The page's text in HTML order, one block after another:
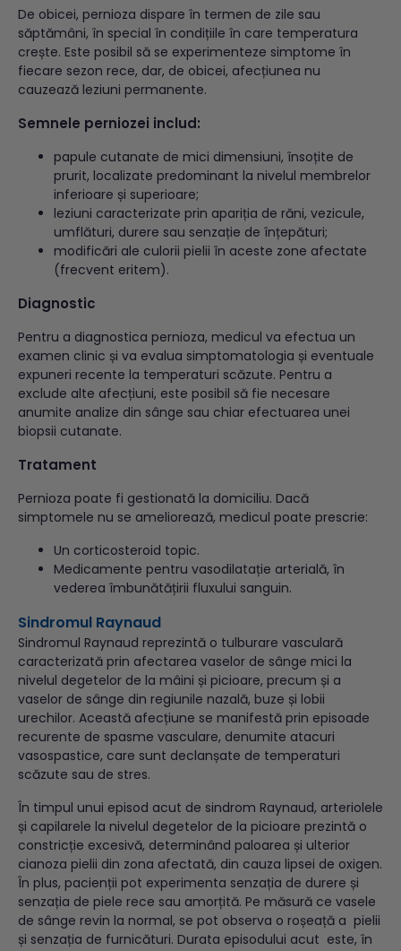
De obicei, pernioza dispare în termen de zile sau
săptămâni, în special în condițiile în care temperatura
crește. Este posibil să se experimenteze simptome în
fiecare sezon rece, dar, de obicei, afecțiunea nu
cauzează leziuni permanente.
Semnele perniozei includ:
papule cutanate de mici dimensiuni, însoțite de
prurit, localizate predominant la nivelul membrelor
inferioare și superioare;
leziuni caracterizate prin apariția de răni, vezicule,
umflături, durere sau senzație de înțepături;
modificări ale culorii pielii în aceste zone afectate
(frecvent eritem).
Diagnostic
Pentru a diagnostica pernioza, medicul va efectua un
examen clinic și va evalua simptomatologia și eventuale
expuneri recente la temperaturi scăzute. Pentru a
exclude alte afecțiuni, este posibil să fie necesare
anumite analize din sânge sau chiar efectuarea unei
biopsii cutanate.
Tratament
Pernioza poate fi gestionată la domiciliu. Dacă
simptomele nu se ameliorează, medicul poate prescrie:
Un corticosteroid topic.
Medicamente pentru vasodilatație arterială, în
vederea îmbunătățirii fluxului sanguin.
Sindromul Raynaud
Sindromul Raynaud reprezintă o tulburare vasculară
caracterizată prin afectarea vaselor de sânge mici la
nivelul degetelor de la mâini și picioare, precum și a
vaselor de sânge din regiunile nazală, buze și lobii
urechilor. Această afecțiune se manifestă prin episoade
recurente de spasme vasculare, denumite atacuri
vasospastice, care sunt declanșate de temperaturi
scăzute sau de stres.
În timpul unui episod acut de sindrom Raynaud, arteriolele
și capilarele la nivelul degetelor de la picioare prezintă o
constricție excesivă, determinând paloarea și ulterior
cianoza pielii din zona afectată, din cauza lipsei de oxigen.
În plus, pacienții pot experimenta senzația de durere și
senzația de piele rece sau amorțită. Pe măsură ce vasele
de sânge revin la normal, se pot observa o roșeață a pielii
și senzația de furnicături. Durata episodului acut este, în